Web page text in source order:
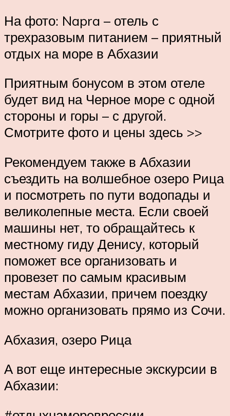
На фото: Napra – отель с
трехразовым питанием – приятный
отдых на море в Абхазии
Приятным бонусом в этом отеле
будет вид на Черное море с одной
стороны и горы – с другой.
Смотрите фото и цены здесь >>
Рекомендуем также в Абхазии
съездить на волшебное озеро Рица
и посмотреть по пути водопады и
великолепные места. Если своей
машины нет, то обращайтесь к
местному гиду Денису, который
поможет все организовать и
провезет по самым красивым
местам Абхазии, причем поездку
можно организовать прямо из Сочи.
Абхазия, озеро Рица
А вот еще интересные экскурсии в
Абхазии: